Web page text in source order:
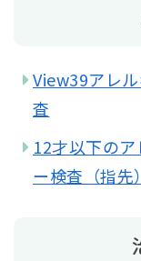
View39アレ
査
12才以下のア
ー検査（指先）